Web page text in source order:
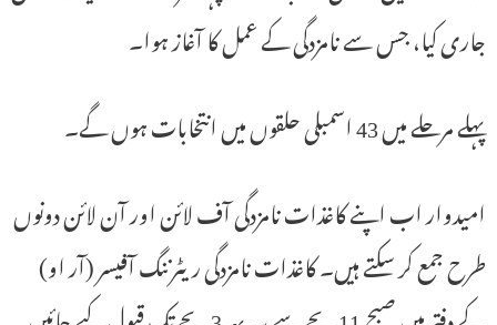
جاری کیا، جس سے نامزدگی کے عمل کا آغاز ہوا۔
پہلے مرحلے میں 43 اسمبلی حلقوں میں انتخابات ہوں گے۔
امیدوار اب اپنے کاغذات نامزدگی آف لائن اور آن لائن دونوں
طرح جمع کر سکتے ہیں۔ کاغذات نامزدگی ریٹرننگ آفیسر (آر او)